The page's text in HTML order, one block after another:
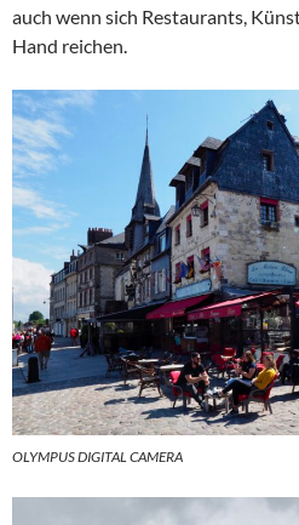
auch wenn sich Restaurants,
Hand reichen.
OLYMPUS DIGITAL CAMERA